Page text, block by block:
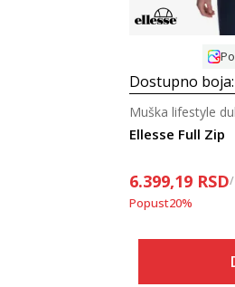
Dostupno boja:
Ellesse Full Zip
Muška lifestyle
6.399,19 RSD
Popust20%